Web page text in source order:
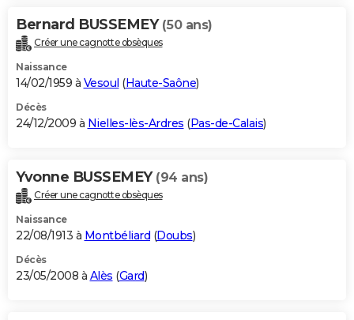
Bernard BUSSEMEY (50 ans)
Créer une cagnotte obsèques
Naissance
14/02/1959 à Vesoul (Haute-Saône)
Décès
24/12/2009 à Nielles-lès-Ardres (Pas-de-Calais)
Yvonne BUSSEMEY (94 ans)
Créer une cagnotte obsèques
Naissance
22/08/1913 à Montbéliard (Doubs)
Décès
23/05/2008 à Alès (Gard)